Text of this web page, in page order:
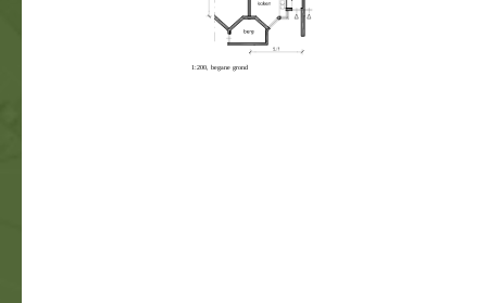
1:200, begane grond